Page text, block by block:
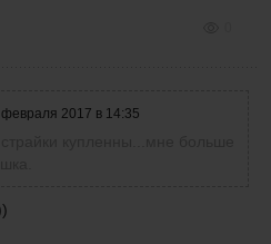
2017 в 14:35